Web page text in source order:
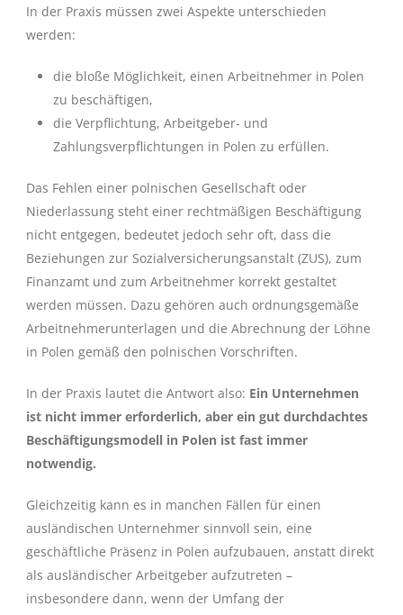
In der Praxis müssen zwei Aspekte unterschieden
werden:
die bloße Möglichkeit, einen Arbeitnehmer in Polen
zu beschäftigen,
die Verpflichtung, Arbeitgeber- und
Zahlungsverpflichtungen in Polen zu erfüllen.
Das Fehlen einer polnischen Gesellschaft oder
Niederlassung steht einer rechtmäßigen Beschäftigung
nicht entgegen, bedeutet jedoch sehr oft, dass die
Beziehungen zur Sozialversicherungsanstalt (ZUS), zum
Finanzamt und zum Arbeitnehmer korrekt gestaltet
werden müssen. Dazu gehören auch ordnungsgemäße
Arbeitnehmerunterlagen und die Abrechnung der Löhne
in Polen gemäß den polnischen Vorschriften.
In der Praxis lautet die Antwort also: Ein Unternehmen
ist nicht immer erforderlich, aber ein gut durchdachtes
Beschäftigungsmodell in Polen ist fast immer
notwendig.
Gleichzeitig kann es in manchen Fällen für einen
ausländischen Unternehmer sinnvoll sein, eine
geschäftliche Präsenz in Polen aufzubauen, anstatt direkt
als ausländischer Arbeitgeber aufzutreten –
insbesondere dann, wenn der Umfang der